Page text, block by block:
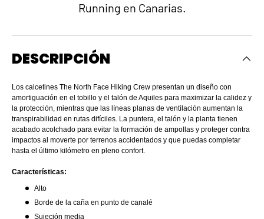
Running en Canarias.
DESCRIPCIÓN
Los calcetines The North Face Hiking Crew presentan un diseño con
amortiguación en el tobillo y el talón de Aquiles para maximizar la calidez y
la protección, mientras que las líneas planas de ventilación aumentan la
transpirabilidad en rutas difíciles. La puntera, el talón y la planta tienen
acabado acolchado para evitar la formación de ampollas y proteger contra
impactos al moverte por terrenos accidentados y que puedas completar
hasta el último kilómetro en pleno confort.
Características:
Alto
Borde de la caña en punto de canalé
Sujeción media